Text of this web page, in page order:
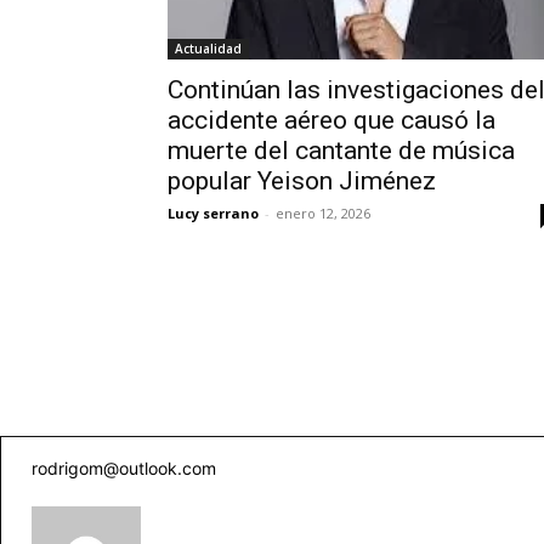
Actualidad
Continúan las investigaciones del
accidente aéreo que causó la
muerte del cantante de música
popular Yeison Jiménez
Lucy serrano - enero 12, 2026
rodrigom@outlook.com